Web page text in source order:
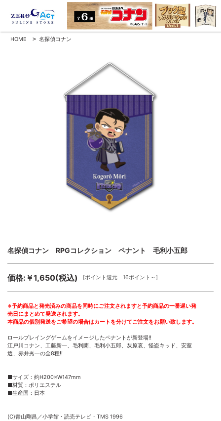
HOME > 名探偵コナン
名探偵コナン RPGコレクション ペナント 毛利小五郎
価格:￥1,650(税込) [ポイント還元 16ポイント～]
※予約商品と発売済みの商品を同時にご注文されますと予約商品の一番遅い発
売日にまとめて発送されます。
本商品の個別発送をご希望の場合はカートを分けてご注文をお願い致します。
ロールプレイングゲームをイメージしたペナントが新登場!!
江戸川コナン、工藤新一、毛利蘭、毛利小五郎、灰原哀、怪盗キッド、安室
透、赤井秀一の全8種!!
■サイズ：約H200×W147mm
■材質：ポリエステル
■生産国：日本
(C)青山剛昌／小学館・読売テレビ・TMS 1996